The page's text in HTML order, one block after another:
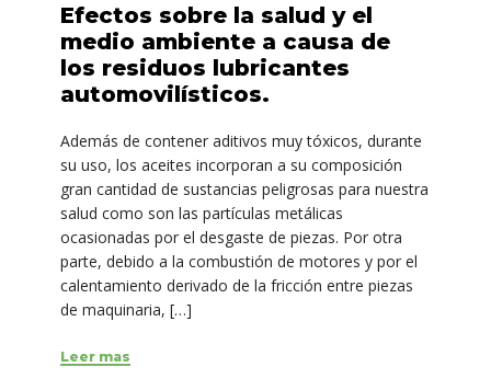
Efectos sobre la salud y el
medio ambiente a causa de
los residuos lubricantes
automovilísticos.
Además de contener aditivos muy tóxicos, durante
su uso, los aceites incorporan a su composición
gran cantidad de sustancias peligrosas para nuestra
salud como son las partículas metálicas
ocasionadas por el desgaste de piezas. Por otra
parte, debido a la combustión de motores y por el
calentamiento derivado de la fricción entre piezas
de maquinaria, […]
Leer mas